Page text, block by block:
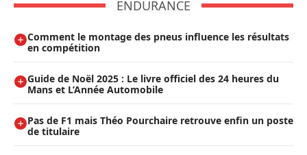
ENDURANCE
Comment le montage des pneus influence les résultats
en compétition
Guide de Noël 2025 : Le livre officiel des 24 heures du
Mans et L’Année Automobile
Pas de F1 mais Théo Pourchaire retrouve enfin un poste
de titulaire